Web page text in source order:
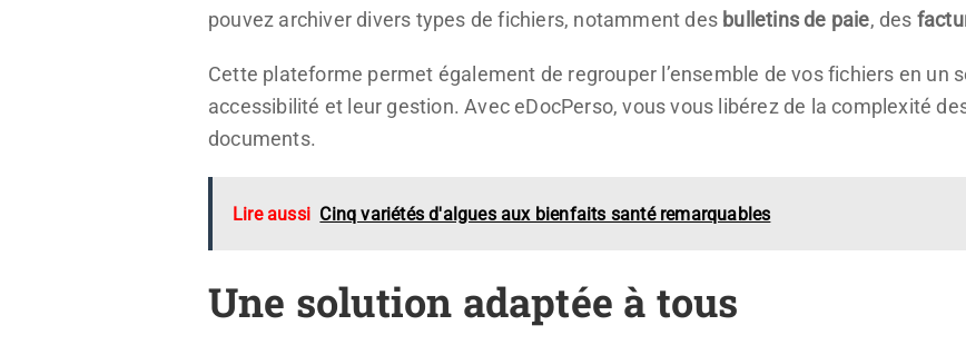
pouvez archiver divers types de fichiers, notamment des bulletins de paie, des
Cette plateforme permet également de regrouper l’ensemble de vos fichiers en un
accessibilité et leur gestion. Avec eDocPerso, vous vous libérez de la complexité
documents.
Lire aussi Cinq variétés d'algues aux bienfaits santé remarquables
Une solution adaptée à tous